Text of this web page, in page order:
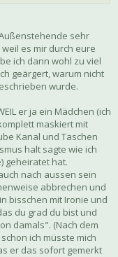
sehr
es mir durch eure
ich dann wohl zu viel
geärgert, warum nicht
wurde.
er ja ein Mädchen (ich
maskiert mit
Kanal und Taschen
halt sagte wie ich
geheiratet hat.
nach aussen sein
abbrechen und
bisschen mit Ironie und
du grad du bist und
damals". (Nach dem
ich müsste mich
er das sofort gemerkt